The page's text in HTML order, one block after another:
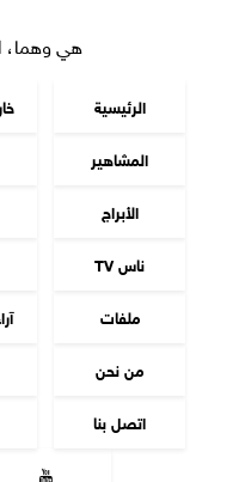
هي وهما،
الرئيسية
المشاهير
الأبراج
ناس TV
ملفات
من نحن
اتصل بنا
